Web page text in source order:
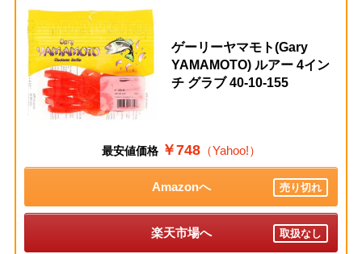
ゲーリーヤマモト(Gary
YAMAMOTO) ルアー 4イン
チ グラブ 40-10-155
最安値価格 ￥748（Yahoo!）
Amazonへ 売り切れ
楽天市場へ 取扱なし